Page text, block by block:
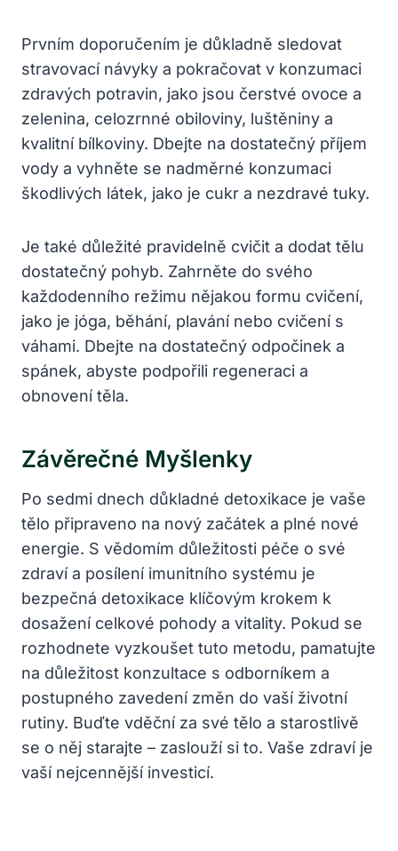
Prvním doporučením je důkladně sledovat
stravovací návyky a pokračovat v konzumaci
zdravých potravin, jako jsou čerstvé ovoce a
zelenina, celozrnné obiloviny, luštěniny a
kvalitní bílkoviny. Dbejte na dostatečný příjem
vody a vyhněte se nadměrné konzumaci
škodlivých látek, jako je cukr a nezdravé tuky.
Je také důležité pravidelně cvičit a dodat tělu
dostatečný pohyb. Zahrněte do svého
každodenního režimu nějakou formu cvičení,
jako je jóga, běhání, plavání nebo cvičení s
váhami. Dbejte na dostatečný odpočinek a
spánek, abyste podpořili regeneraci a
obnovení těla.
Závěrečné Myšlenky
Po sedmi dnech důkladné detoxikace je vaše
tělo připraveno na nový začátek a plné nové
energie. S vědomím důležitosti péče o své
zdraví a posílení imunitního systému je
bezpečná detoxikace klíčovým krokem k
dosažení celkové pohody a vitality. Pokud se
rozhodnete vyzkoušet tuto metodu, pamatujte
na důležitost konzultace s odborníkem a
postupného zavedení změn do vaší životní
rutiny. Buďte vděční za své tělo a starostlivě
se o něj starajte – zaslouží si to. Vaše zdraví je
vaší nejcennější investicí.